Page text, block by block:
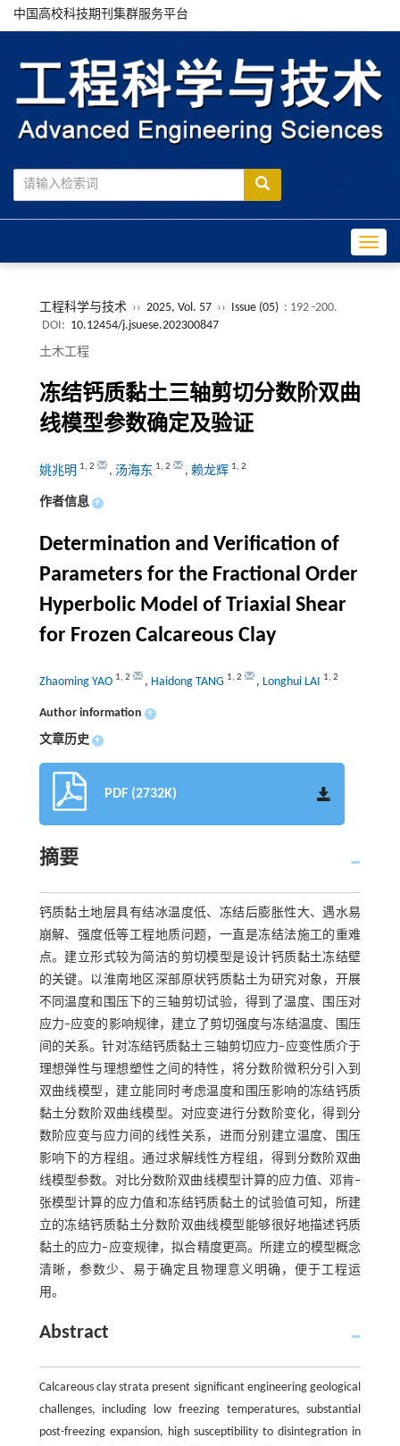
中国高校科技期刊集群服务平台
工程科学与技术 ›› 2025, Vol. 57 ›› Issue (05) : 192 -200.
DOI: 10.12454/j.jsuese.202300847
土木工程
冻结钙质黏土三轴剪切分数阶双曲
线模型参数确定及验证
姚兆明 1, 2 , 汤海东 1, 2 , 赖龙辉 1, 2
作者信息 +
Determination and Verification of
Parameters for the Fractional Order
Hyperbolic Model of Triaxial Shear
for Frozen Calcareous Clay
Zhaoming YAO 1, 2 , Haidong TANG 1, 2 , Longhui LAI 1, 2
Author information +
文章历史 +
PDF (2732K)
摘要
钙质黏土地层具有结冰温度低、冻结后膨胀性大、遇水易
崩解、强度低等工程地质问题，一直是冻结法施工的重难
点。建立形式较为简洁的剪切模型是设计钙质黏土冻结壁
的关键。以淮南地区深部原状钙质黏土为研究对象，开展
不同温度和围压下的三轴剪切试验，得到了温度、围压对
应力‒应变的影响规律，建立了剪切强度与冻结温度、围压
间的关系。针对冻结钙质黏土三轴剪切应力‒应变性质介于
理想弹性与理想塑性之间的特性，将分数阶微积分引入到
双曲线模型，建立能同时考虑温度和围压影响的冻结钙质
黏土分数阶双曲线模型。对应变进行分数阶变化，得到分
数阶应变与应力间的线性关系，进而分别建立温度、围压
影响下的方程组。通过求解线性方程组，得到分数阶双曲
线模型参数。对比分数阶双曲线模型计算的应力值、邓肯‒
张模型计算的应力值和冻结钙质黏土的试验值可知，所建
立的冻结钙质黏土分数阶双曲线模型能够很好地描述钙质
黏土的应力‒应变规律，拟合精度更高。所建立的模型概念
清晰，参数少、易于确定且物理意义明确，便于工程运
用。
Abstract
Calcareous clay strata present significant engineering geological
challenges, including low freezing temperatures, substantial
post-freezing expansion, high susceptibility to disintegration in